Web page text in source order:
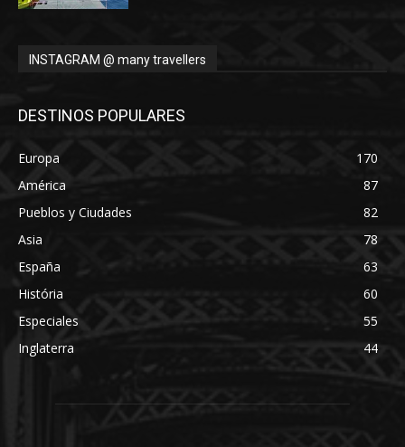
INSTAGRAM @ many travellers
DESTINOS POPULARES
Europa
170
América
87
Pueblos y Ciudades
82
Asia
78
España
63
História
60
Especiales
55
Inglaterra
44